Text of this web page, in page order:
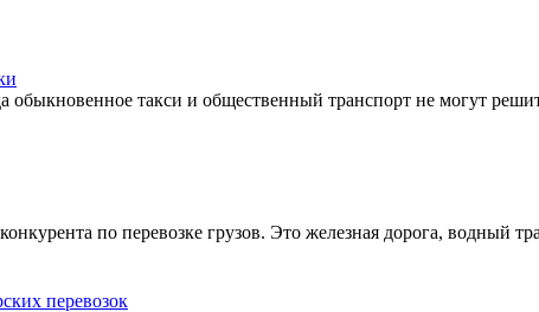
обыкновенное такси и общественный транспорт не могут
по перевозке грузов. Это железная дорога,
перевозок